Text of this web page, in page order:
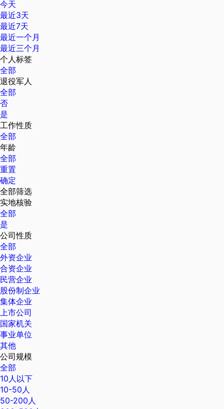
今天
最近3天
最近7天
最近一个月
最近三个月
个人标签
全部
退役军人
全部
否
是
工作性质
全部
年龄
全部
重置
确定
全部筛选
实地核验
全部
是
公司性质
全部
外资企业
合资企业
民营企业
股份制企业
集体企业
上市公司
国家机关
事业单位
其他
公司规模
全部
10人以下
10-50人
50-200人